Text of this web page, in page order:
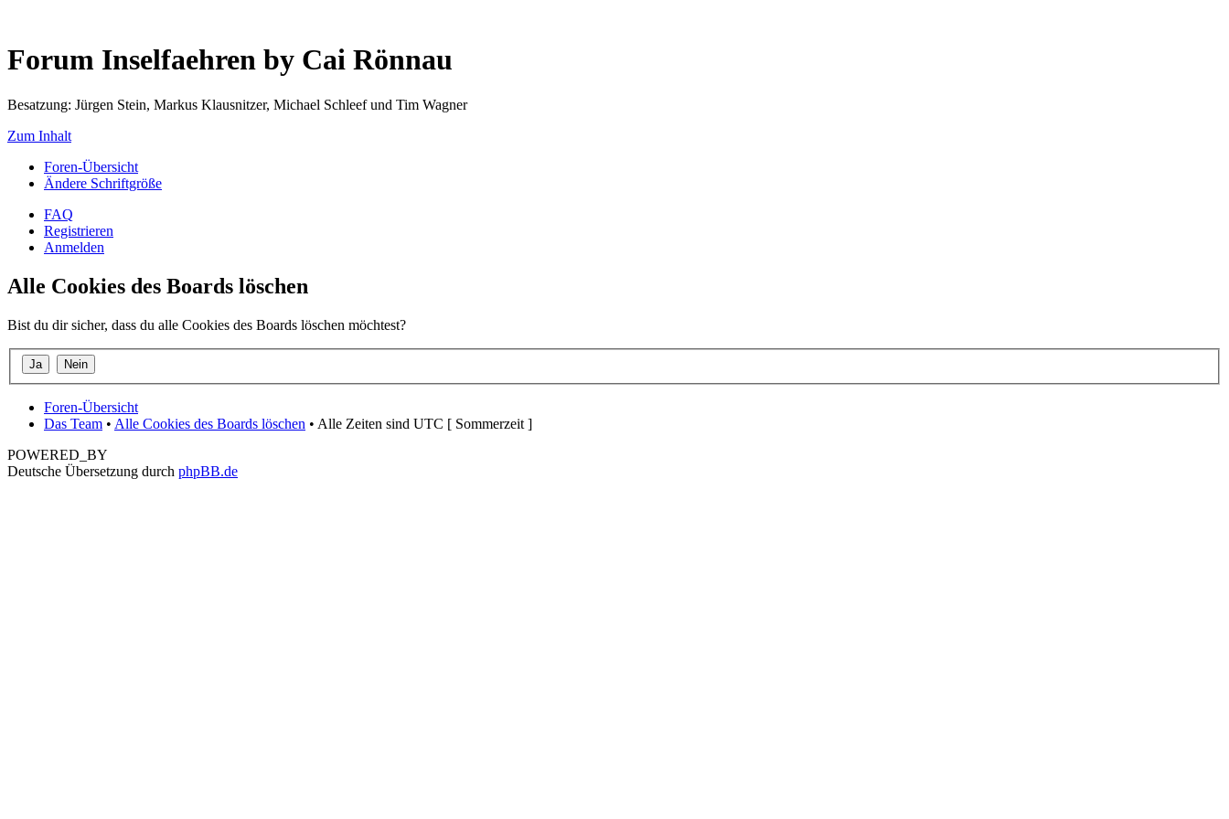
Forum Inselfaehren by Cai Rönnau
Besatzung: Jürgen Stein, Markus Klausnitzer, Michael Schleef und Tim Wagner
Zum Inhalt
Foren-Übersicht
Ändere Schriftgröße
FAQ
Registrieren
Anmelden
Alle Cookies des Boards löschen
Bist du dir sicher, dass du alle Cookies des Boards löschen möchtest?
Foren-Übersicht
Das Team • Alle Cookies des Boards löschen • Alle Zeiten sind UTC [ Sommerzeit ]
POWERED_BY
Deutsche Übersetzung durch phpBB.de